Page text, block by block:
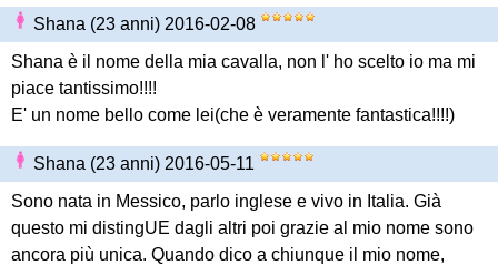
Shana (23 anni) 2016-02-08
Shana è il nome della mia cavalla, non l' ho scelto io ma mi
piace tantissimo!!!!
E' un nome bello come lei(che è veramente fantastica!!!!)
Shana (23 anni) 2016-05-11
Sono nata in Messico, parlo inglese e vivo in Italia. Già
questo mi distingUE dagli altri poi grazie al mio nome sono
ancora più unica. Quando dico a chiunque il mio nome,